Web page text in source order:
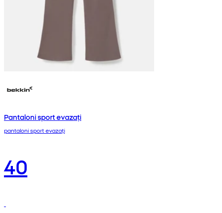
Pantaloni sport evazați
pantaloni sport evazați
40